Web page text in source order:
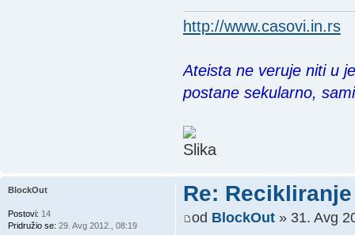
http://www.casovi.in.rs
Ateista ne veruje niti u
postane sekularno,
Re:
od BlockOut» 31. Avg
BlockOut
Postovi: 14
Pridružio se: 29. Avg 2012., 08:19